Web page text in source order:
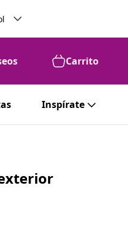
Carrito
Inspírate